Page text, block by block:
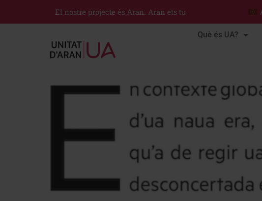
El nostre projecte és Aran. Aran ets tu
Què és UA?